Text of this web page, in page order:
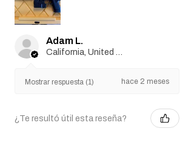
Adam L.
California, United States
Mostrar respuesta (1) hace 2 meses
¿Te resultó útil esta reseña?